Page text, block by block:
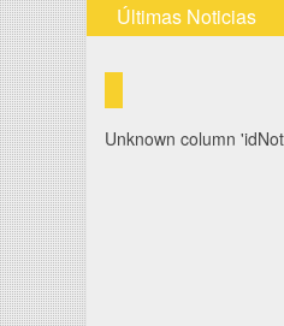
Últimas Noticias
Consumo en México gana por ‘la
Unknown column